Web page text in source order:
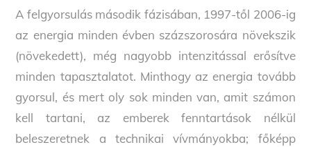
A felgyorsulás második fázisában, 1997-től 2006-ig
az energia minden évben százszorosára növekszik
(növekedett), még nagyobb intenzitással erősítve
minden tapasztalatot. Minthogy az energia tovább
gyorsul, és mert oly sok minden van, amit számon
kell tartani, az emberek fenntartások nélkül
beleszeretnek a technikai vívmányokba; főképp